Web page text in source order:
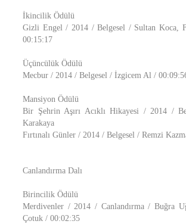
İkincilik Ödülü
Gizli Engel / 2014 / Belgesel / Sultan Koca,
00:15:17
Üçüncülük Ödülü
Mecbur / 2014 / Belgesel / İzgicem Al /
Mansiyon Ödülü
Bir Şehrin Aşırı Acıklı Hikayesi / 2014 /
Karakaya
Fırtınalı Günler / 2014 / Belgesel / Remzi
Canlandırma Dalı
Birincilik Ödülü
Merdivenler / 2014 / Canlandırma / Buğra
Çotuk / 00:02:35